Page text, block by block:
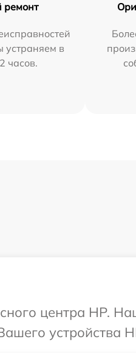
ремонт
устраняем в
часов.
центра HP.
устройства